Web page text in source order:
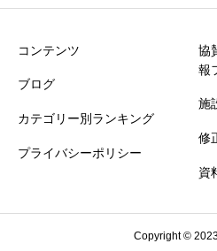
※誹謗中傷や個人情報は掲載でき
30秒でOK！ひとことクチコミ
コンテンツ
ブログ
カテゴリー別ランキング
プライバシーポリシー
協
報
施
修
資
Copyright ©